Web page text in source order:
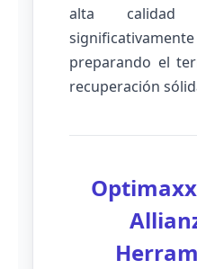
alta
preparando el
recuperación